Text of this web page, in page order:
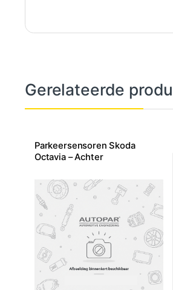
Gerelateerde
Parkeersensoren Skoda
Octavia – Achter